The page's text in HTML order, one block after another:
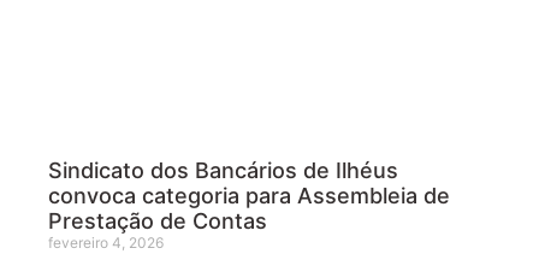
Sindicato dos Bancários de Ilhéus
convoca categoria para Assembleia de
Prestação de Contas
fevereiro 4, 2026